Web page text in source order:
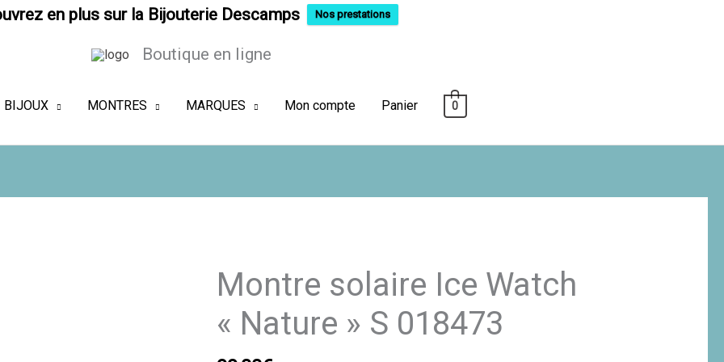
en plus sur la Bijouterie Descamps Nos prestations
Boutique en ligne
BIJOUX MONTRES MARQUES Mon compte Panier 0
Montre solaire Ice Watch
« Nature » S 018473